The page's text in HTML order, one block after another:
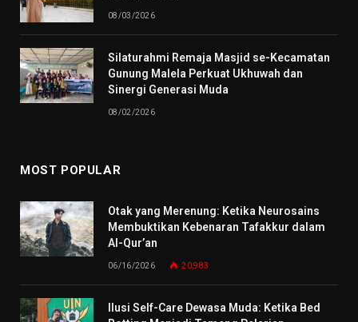
08/03/2026
Silaturahmi Remaja Masjid se-Kecamatan
Gunung Malela Perkuat Ukhuwah dan
Sinergi Generasi Muda
08/02/2026
MOST POPULAR
Otak yang Merenung: Ketika Neurosains
Membuktikan Kebenaran Tafakkur dalam
Al-Qur’an
06/16/2026 20,983
Ilusi Self-Care Dewasa Muda: Ketika Bed